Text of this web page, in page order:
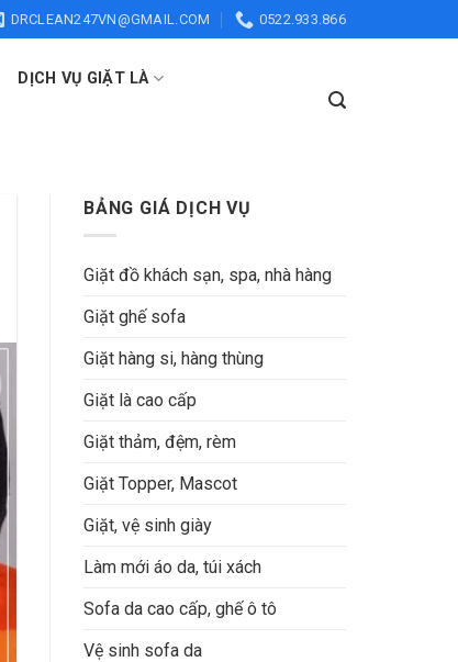
DRCLEAN247VN@GMAIL.COM 0522.933.866
DỊCH VỤ GIẶT LÀ
BẢNG GIÁ DỊCH VỤ
Giặt đồ khách sạn, spa, nhà hàng
Giặt ghế sofa
Giặt hàng si, hàng thùng
Giặt là cao cấp
Giặt thảm, đệm, rèm
Giặt Topper, Mascot
Giặt, vệ sinh giày
Làm mới áo da, túi xách
Sofa da cao cấp, ghế ô tô
Vệ sinh sofa da